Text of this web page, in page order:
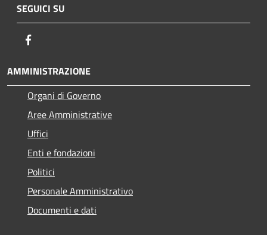
SEGUICI SU
AMMINISTRAZIONE
Organi di Governo
Aree Amministrative
Uffici
Enti e fondazioni
Politici
Personale Amministrativo
Documenti e dati